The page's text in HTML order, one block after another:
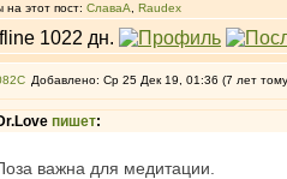
на этот пост: СлаваА Raudex
Добавлено: Ср 25 Дек 19, 01:36 (7 лет
пишет:
важна для медитации.